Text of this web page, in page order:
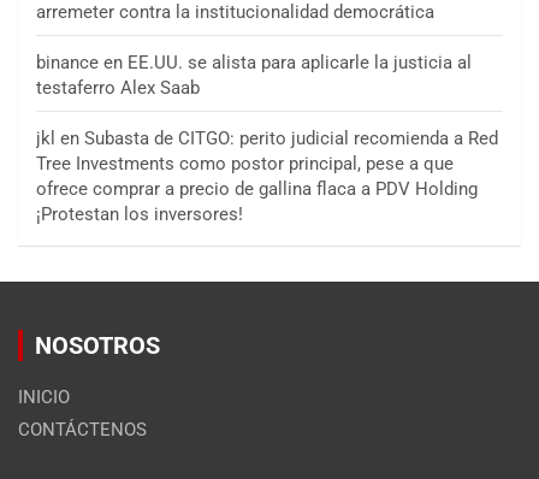
arremeter contra la institucionalidad democrática
binance en EE.UU. se alista para aplicarle la justicia al
testaferro Alex Saab
jkl en Subasta de CITGO: perito judicial recomienda a Red
Tree Investments como postor principal, pese a que
ofrece comprar a precio de gallina flaca a PDV Holding
¡Protestan los inversores!
NOSOTROS
INICIO
CONTÁCTENOS